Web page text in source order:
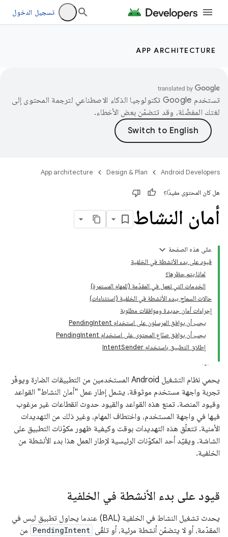
تسجيل الدخول
APP ARCHITECTURE
تستخدم Google تكنولوجيا الذكاء الاصطناعي لترجمة المحتوى إلى
لغتك المفضّلة، وقد تتضمّن بعض الأخطاء.
Android Developers
Design & Plan
App architecture
هل كان المحتوى مفيدًا؟
أمان النشاط
على هذه الصفحة
قيود على بدء الأنشطة في الخلفية
لماذا يتم حظرها؟
الخدمات التي تعمل في المقدّمة (للمهام المستمرة)
حالات السماح ببدء الأنشطة في الخلفية (استثناءات)
إجراءات أمان جديدة وموافقات مطلوبة
يجب أن يوافق المرسلون على استخدام PendingIntent
يجب أن يوافق صنّاع المحتوى على استخدام PendingIntent
إطلاق التطبيق باستخدام IntentSender
يحمي نظام التشغيل Android المستخدمين من التطبيقات الضارة ويوفّر
تجربة واجهة مستخدم موثوقة. يشمل إطار عمل "أمان النشاط" القواعد
وقيود المنصة. تمنع هذه القواعد والقيود حدوث انقطاعات غير مرغوب
فيها في واجهة المستخدم، واختطاف المهام، وغير ذلك من التهديدات
الأمنية. تتعلّق هذه التهديدات بوقت وكيفية ظهور مكوّنات التطبيق على
الشاشة. ويقيّد أحد المكوّنات الرئيسية لإطار العمل هذا بدء الأنشطة من
الخلفية.
قيود على بدء الأنشطة في الخلفية
يحدث تشغيل النشاط في الخلفية (BAL) عندما يحاول تطبيق ليس في
المقدّمة، أو لا يتضمّن أنشطة مرئية، أو تلقّى PendingIntent من